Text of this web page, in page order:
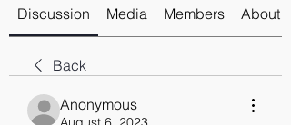
Discussion Media Members About
Back
Anonymous